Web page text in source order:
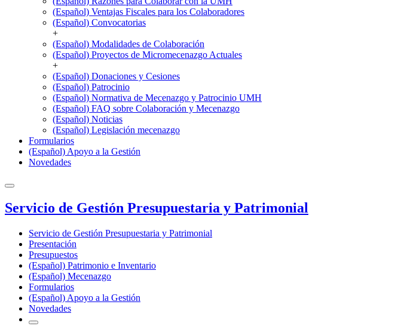
(Español) Ventajas Fiscales para los Colaboradores
(Español) Convocatorias
+
(Español) Modalidades de Colaboración
(Español) Proyectos de Micromecenazgo Actuales
+
(Español) Donaciones y Cesiones
(Español) Patrocinio
(Español) Normativa de Mecenazgo y Patrocinio UMH
(Español) FAQ sobre Colaboración y Mecenazgo
(Español) Noticias
(Español) Legislación mecenazgo
Formularios
(Español) Apoyo a la Gestión
Novedades
Servicio de Gestión Presupuestaria y Patrimonial
Servicio de Gestión Presupuestaria y Patrimonial
Presentación
Presupuestos
(Español) Patrimonio e Inventario
(Español) Mecenazgo
Formularios
(Español) Apoyo a la Gestión
Novedades